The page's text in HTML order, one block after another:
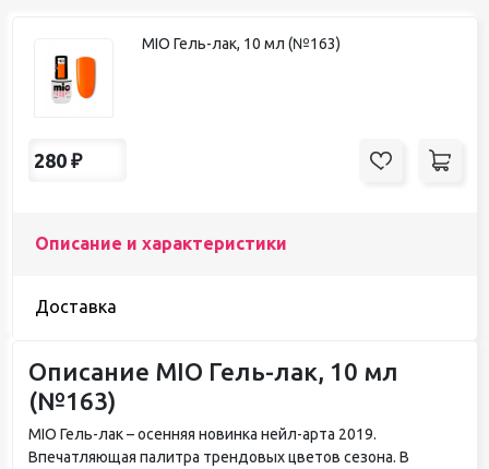
MIO Гель-лак, 10 мл (№163)
280 ₽
Описание и характеристики
Доставка
Описание MIO Гель-лак, 10 мл
(№163)
MIO Гель-лак – осенняя новинка нейл-арта 2019.
Впечатляющая палитра трендовых цветов сезона. В